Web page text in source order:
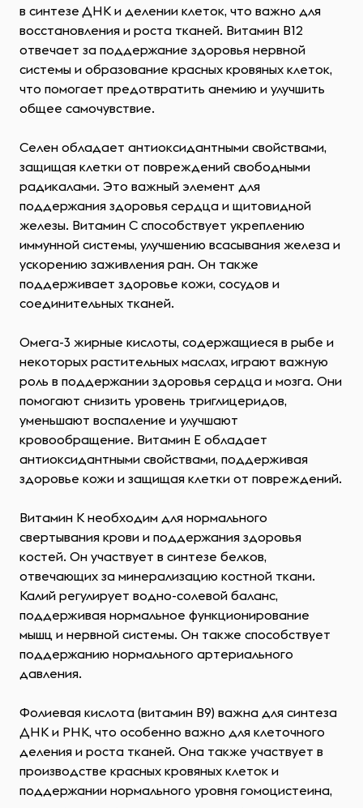
в синтезе ДНК и делении клеток, что важно для
восстановления и роста тканей. Витамин B12
отвечает за поддержание здоровья нервной
системы и образование красных кровяных клеток,
что помогает предотвратить анемию и улучшить
общее самочувствие.
Селен обладает антиоксидантными свойствами,
защищая клетки от повреждений свободными
радикалами. Это важный элемент для
поддержания здоровья сердца и щитовидной
железы. Витамин C способствует укреплению
иммунной системы, улучшению всасывания железа и
ускорению заживления ран. Он также
поддерживает здоровье кожи, сосудов и
соединительных тканей.
Омега-3 жирные кислоты, содержащиеся в рыбе и
некоторых растительных маслах, играют важную
роль в поддержании здоровья сердца и мозга. Они
помогают снизить уровень триглицеридов,
уменьшают воспаление и улучшают
кровообращение. Витамин E обладает
антиоксидантными свойствами, поддерживая
здоровье кожи и защищая клетки от повреждений.
Витамин K необходим для нормального
свертывания крови и поддержания здоровья
костей. Он участвует в синтезе белков,
отвечающих за минерализацию костной ткани.
Калий регулирует водно-солевой баланс,
поддерживая нормальное функционирование
мышц и нервной системы. Он также способствует
поддержанию нормального артериального
давления.
Фолиевая кислота (витамин B9) важна для синтеза
ДНК и РНК, что особенно важно для клеточного
деления и роста тканей. Она также участвует в
производстве красных кровяных клеток и
поддержании нормального уровня гомоцистеина,